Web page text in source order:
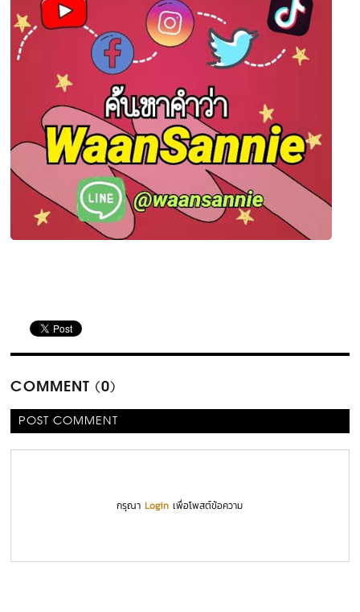
COMMENT (0)
POST COMMENT
กรุณาLogin เพื่อโพสต์ข้อความ